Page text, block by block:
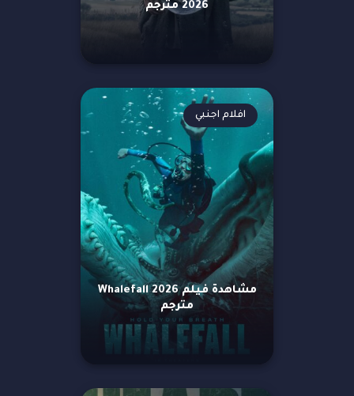
2026 مترجم
مشاهدة فيلم Whalefall 2026
مترجم
افلام اجنبي